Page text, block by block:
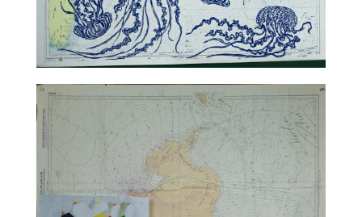
TALC02-09 – Jean-Marie Appriou